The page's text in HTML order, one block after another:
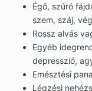
Égő, szúró
szem, száj,
Rossz alvás
Egyéb
depresszió,
Emésztési
Légzési